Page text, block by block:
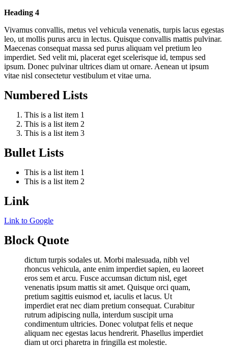
Heading 4
Vivamus convallis, metus vel vehicula venenatis, turpis lacus egestas
leo, ut mollis purus arcu in lectus. Quisque convallis mattis pulvinar.
Maecenas consequat massa sed purus aliquam vel pretium leo
imperdiet. Sed velit mi, placerat eget scelerisque id, tempus sed
ipsum. Donec pulvinar ultrices diam ut ornare. Aenean ut ipsum
vitae nisl consectetur vestibulum et vitae urna.
Numbered Lists
This is a list item 1
This is a list item 2
This is a list item 3
Bullet Lists
This is a list item 1
This is a list item 2
Link
Link to Google
Block Quote
dictum turpis sodales ut. Morbi malesuada, nibh vel
rhoncus vehicula, ante enim imperdiet sapien, eu laoreet
eros sem et arcu. Fusce accumsan dictum nisl, eget
venenatis ipsum mattis sit amet. Quisque orci quam,
pretium sagittis euismod et, iaculis et lacus. Ut
imperdiet erat nec diam pretium consequat. Curabitur
rutrum adipiscing nulla, interdum suscipit urna
condimentum ultricies. Donec volutpat felis et neque
aliquam nec egestas lacus hendrerit. Phasellus imperdiet
diam ut orci pharetra in fringilla est molestie.